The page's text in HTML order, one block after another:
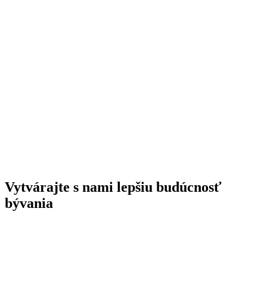
Vytvárajte s nami lepšiu budúcnosť
bývania